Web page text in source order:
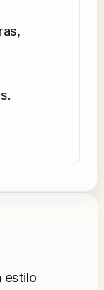
estilo